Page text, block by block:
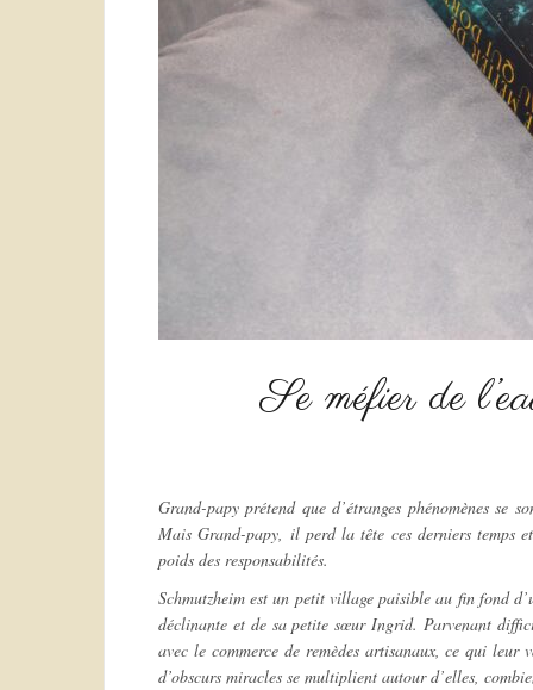
Se méfier de
Grand-papy prétend que d’étranges phénomènes
Mais Grand-papy, il perd la tête ces derniers temps
poids des responsabilités.
Schmutzheim est un petit village paisible au fin fond
déclinante et de sa petite sœur Ingrid. Parvenant
avec le commerce de remèdes artisanaux, ce qui
d’obscurs miracles se multiplient autour d’elles,